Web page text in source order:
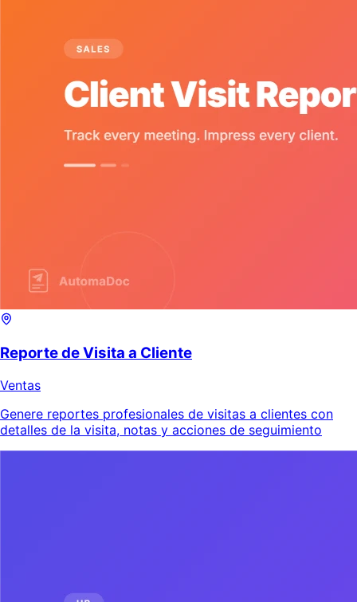
Reporte de Visita a Cliente
Ventas
Genere reportes profesionales de visitas a clientes con
detalles de la visita, notas y acciones de seguimiento